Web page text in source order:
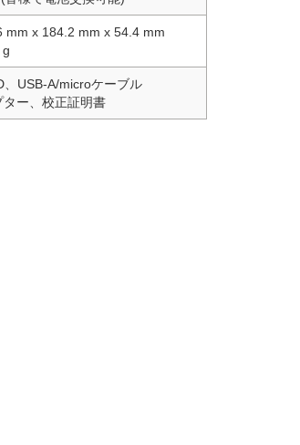
mm x 184.2 mm x 54.4 mm
、USB-A/microケーブル
ター、校正証明書